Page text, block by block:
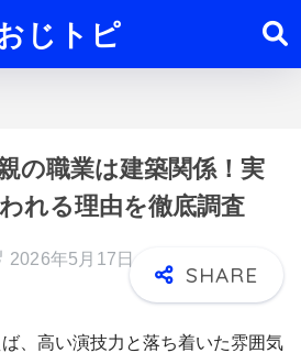
じトピ
の職業は建築関係！実
れる理由を徹底調査
2026年5月17日
、高い演技力と落ち着いた雰囲気